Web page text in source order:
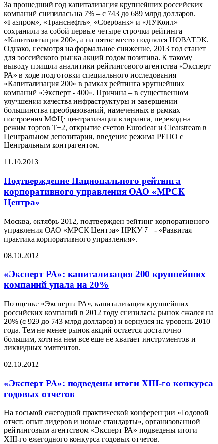
За прошедший год капитализация крупнейших российских
компаний снизилась на 7% – с 743 до 689 млрд долларов.
«Газпром», «Транснефть», «Сбербанк» и «ЛУКойл»
сохранили за собой первые четыре строчки рейтинга
«Капитализация 200», а на пятое место поднялся НОВАТЭК.
Однако, несмотря на формальное снижение, 2013 год станет
для российского рынка акций годом позитива. К такому
выводу пришли аналитики рейтингового агентства «Эксперт
РА» в ходе подготовки специального исследования
«Капитализация 200» в рамках рейтинга крупнейших
компаний «Эксперт - 400». Причина – в существенном
улучшении качества инфраструктуры и завершении
большинства преобразований, намеченных в рамках
построения МФЦ: централизация клиринга, перевод на
режим торгов Т+2, открытие счетов Euroclear и Clearstream в
Центральном депозитарии, введение режима РЕПО с
Центральным контрагентом.
11.10.2013
Подтверждение Национального рейтинга
корпоративного управления ОАО «МРСК
Центра»
Москва, октябрь 2012, подтвержден рейтинг корпоративного
управления ОАО «МРСК Центра» НРКУ 7+ - «Развитая
практика корпоративного управления».
08.10.2012
«Эксперт РА»: капитализация 200 крупнейших
компаний упала на 20%
По оценке «Эксперта РА», капитализация крупнейших
российских компаний в 2012 году снизилась: рынок сжался на
20% (c 929 до 743 млрд долларов) и вернулся на уровень 2010
года. Тем не менее рынок акций остается достаточно
большим, хотя на нем все еще не хватает инструментов и
ликвидных эмитентов.
02.10.2012
«Эксперт РА»: подведены итоги XIII-го конкурса
годовых отчетов
На восьмой ежегодной практической конференции «Годовой
отчет: опыт лидеров и новые стандарты», организованной
рейтинговым агентством «Эксперт РА» подведены итоги
XIII-го ежегодного конкурса годовых отчетов.